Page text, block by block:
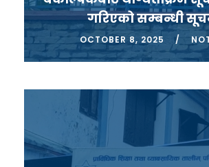
गरिएको सम्बन्धी
OCTOBER 8, 2025